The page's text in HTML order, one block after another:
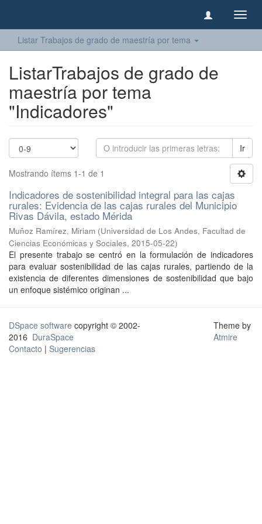
Listar Trabajos de grado de maestría por tema
ListarTrabajos de grado de
maestría por tema
"Indicadores"
Ir
Mostrando ítems 1-1 de 1
Indicadores de sostenibilidad integral para las cajas
rurales: Evidencia de las cajas rurales del Municipio
Rivas Dávila, estado Mérida
Muñoz Ramírez, Miriam (Universidad de Los Andes, Facultad de
Ciencias Económicas y Sociales, 2015-05-22)
El presente trabajo se centró en la formulación de indicadores
para evaluar sostenibilidad de las cajas rurales, partiendo de la
existencia de diferentes dimensiones de sostenibilidad que bajo
un enfoque sistémico originan ...
DSpace software copyright © 2002-
2016 DuraSpace
Contacto | Sugerencias
Theme by
Atmire